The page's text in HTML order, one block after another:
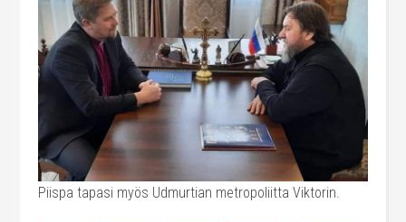
Piispa tapasi myös Udmurtian metropoliitta Viktorin.